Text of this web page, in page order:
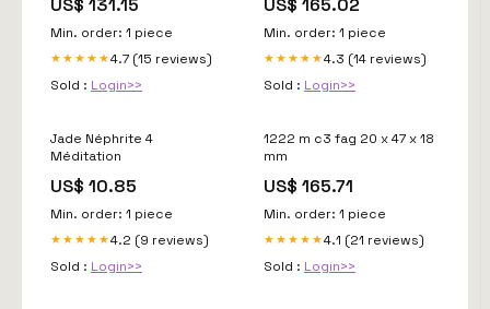
Min. order: 1 piece
★★★★★4.7 (15 reviews)
Sold : Login>>
Min. order: 1 piece
★★★★★4.3 (14 reviews)
Sold : Login>>
Jade Néphrite 4
Méditation
US$ 10.85
Min. order: 1 piece
★★★★★4.2 (9 reviews)
Sold : Login>>
1222 m c3 fag 20 x 47 x 18
mm
US$ 165.71
Min. order: 1 piece
★★★★★4.1 (21 reviews)
Sold : Login>>